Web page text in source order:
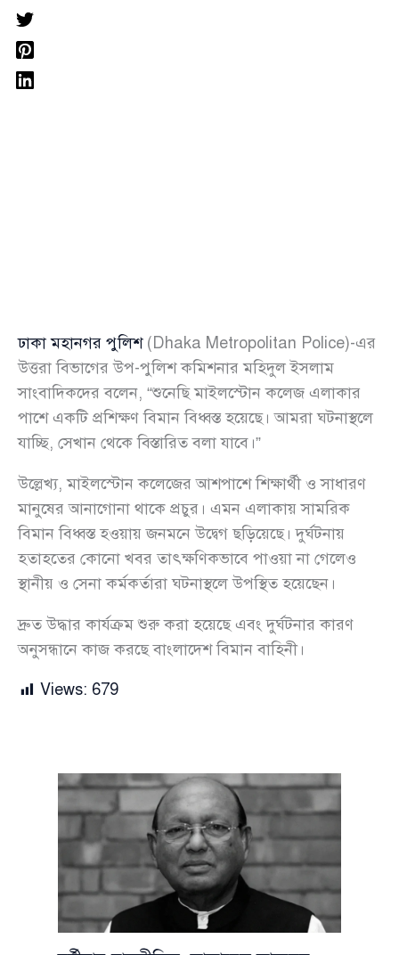
ঢাকা মহানগর পুলিশ(Dhaka Metropolitan Police)-এর
উত্তরা বিভাগের উপ-পুলিশ কমিশনার মহিদুল ইসলাম
সাংবাদিকদের বলেন, “শুনেছি মাইলস্টোন কলেজ এলাকার
পাশে একটি প্রশিক্ষণ বিমান বিধ্বস্ত হয়েছে। আমরা ঘটনাস্থলে
যাচ্ছি, সেখান থেকে বিস্তারিত বলা যাবে।”
উল্লেখ্য, মাইলস্টোন কলেজের আশপাশে শিক্ষার্থী ও সাধারণ
মানুষের আনাগোনা থাকে প্রচুর। এমন এলাকায় সামরিক
বিমান বিধ্বস্ত হওয়ায় জনমনে উদ্বেগ ছড়িয়েছে। দুর্ঘটনায়
হতাহতের কোনো খবর তাৎক্ষণিকভাবে পাওয়া না গেলেও
স্থানীয় ও সেনা কর্মকর্তারা ঘটনাস্থলে উপস্থিত হয়েছেন।
দ্রুত উদ্ধার কার্যক্রম শুরু করা হয়েছে এবং দুর্ঘটনার কারণ
অনুসন্ধানে কাজ করছে বাংলাদেশ বিমান বাহিনী।
Views: 679